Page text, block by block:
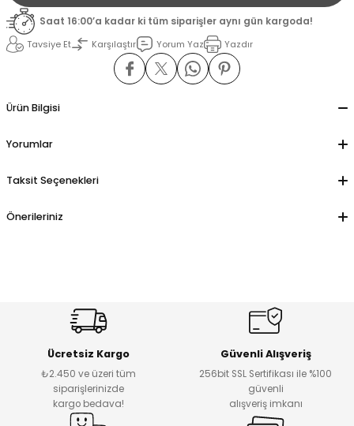
Saat 16:00’a kadar ki tüm siparişler aynı gün kargoda!
Tavsiye Et
Karşılaştır Yorum Yaz Yazdır
Ürün Bilgisi
Yorumlar
Taksit Seçenekleri
Önerileriniz
Ücretsiz Kargo
₺2.450 ve üzeri tüm
siparişlerinizde
kargo bedava!
Güvenli Alışveriş
256bit SSL Sertifikası ile %100
güvenli
alışveriş imkanı